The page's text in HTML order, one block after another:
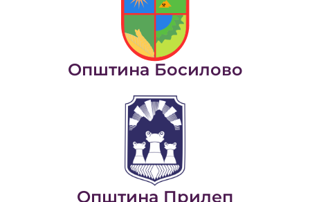
Општина Босилово
Општина Прилеп